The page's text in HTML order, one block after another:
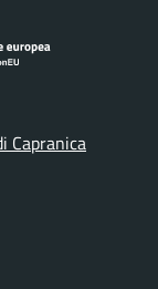
Capranica